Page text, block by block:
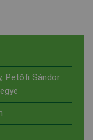
Petőfi Sándor